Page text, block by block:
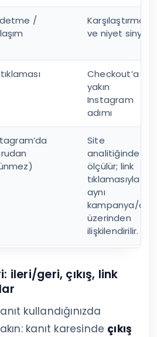
/
Karşılaştırma
ve niyet sinyali
Checkout’a en
yakın
Instagram
adımı
Site
analitiğinde
ölçülür; link
tıklamasıyla
aynı
kampanya/akış
üzerinden
ilişkilendirilir.
ileri/geri, çıkış, link
kullandığınızda
kanıt karesinde çıkış